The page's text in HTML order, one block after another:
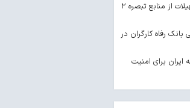
پرداخت ۶۶۲ میلیارد ریال تسهیلات از منابع تبصره ۲
بانک رفاه کارگران در
ایران برای امنیت